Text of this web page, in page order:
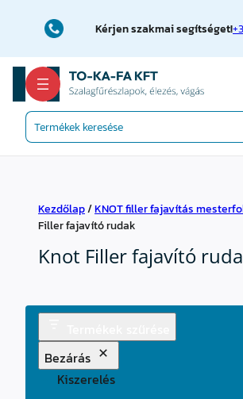
Kérjen szakmai segítséget!
Search
for:
Kezdőlap/KNOT filler fajavítás
Filler fajavító rudak
Knot Filler fajavító
Bezárás
Kiszerelés